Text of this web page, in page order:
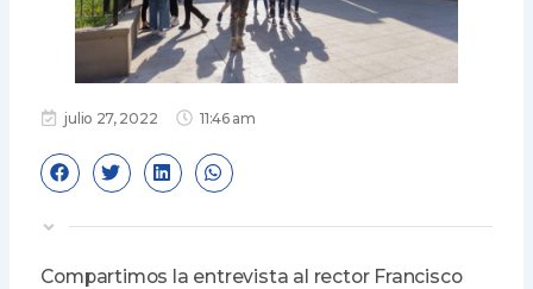
julio 27, 2022 11:46 am
Compartimos la entrevista al rector Francisco